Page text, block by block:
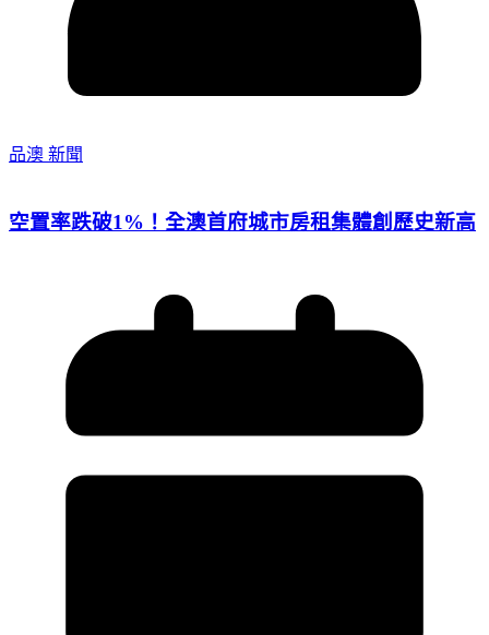
品澳 新聞
空置率跌破1%！全澳首府城市房租集體創歷史新高